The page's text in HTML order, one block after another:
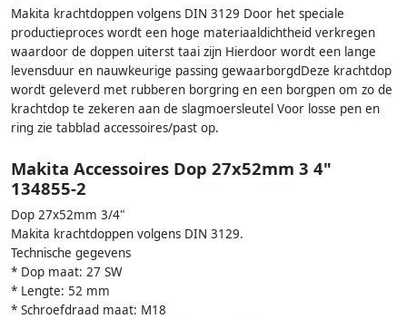
Makita krachtdoppen volgens DIN 3129 Door het speciale
productieproces wordt een hoge materiaaldichtheid verkregen
waardoor de doppen uiterst taai zijn Hierdoor wordt een lange
levensduur en nauwkeurige passing gewaarborgdDeze krachtdop
wordt geleverd met rubberen borgring en een borgpen om zo de
krachtdop te zekeren aan de slagmoersleutel Voor losse pen en
ring zie tabblad accessoires/past op.
Makita Accessoires Dop 27x52mm 3 4"
134855-2
Dop 27x52mm 3/4"
Makita krachtdoppen volgens DIN 3129.
Technische gegevens
* Dop maat: 27 SW
* Lengte: 52 mm
* Schroefdraad maat: M18